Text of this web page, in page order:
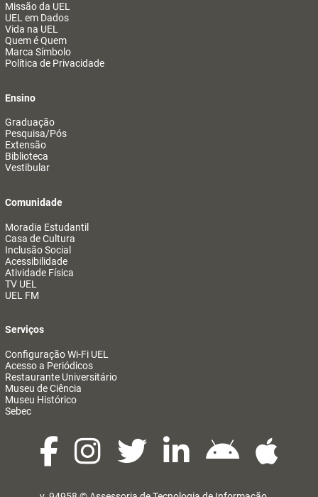
Missão da UEL
UEL em Dados
Vida na UEL
Quem é Quem
Marca Símbolo
Política de Privacidade
Ensino
Graduação
Pesquisa/Pós
Extensão
Biblioteca
Vestibular
Comunidade
Moradia Estudantil
Casa de Cultura
Inclusão Social
Acessibilidade
Atividade Física
TV UEL
UEL FM
Serviços
Configuração Wi-Fi UEL
Acesso a Periódicos
Restaurante Universitário
Museu de Ciência
Museu Histórico
Sebec